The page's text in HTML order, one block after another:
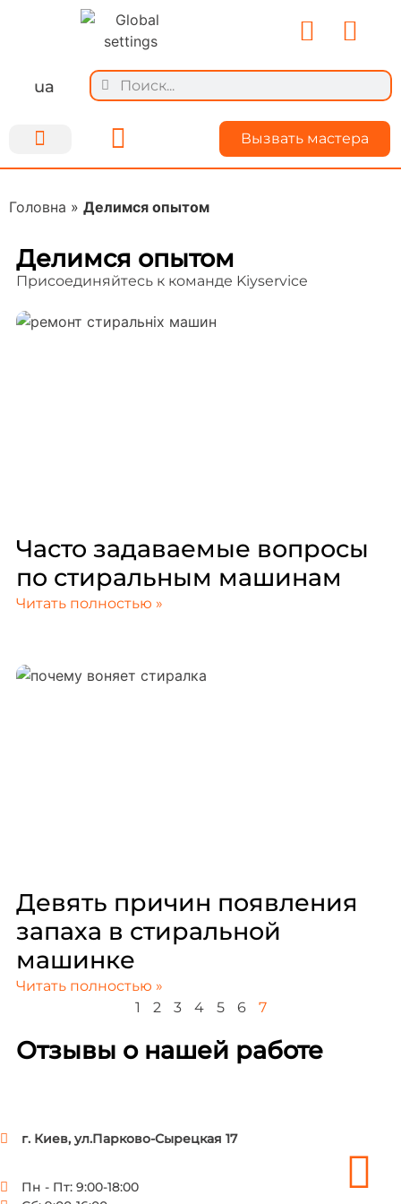
ua
Вызвать мастера
Головна » Делимся опытом
Делимся опытом
Присоединяйтесь к команде Kiyservice
Часто задаваемые вопросы
по стиральным машинам
Читать полностью »
Девять причин появления
запаха в стиральной
машинке
Читать полностью »
1
2 3 4 5 6 7
Отзывы о нашей работе
г. Киев, ул.Парково-Сырецкая 17
Пн - Пт: 9:00-18:00